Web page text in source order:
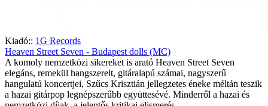
Kiadó:: 1G Records
Heaven Street Seven - Budapest dolls (MC)
A komoly nemzetközi sikereket is arató Heaven Street Seven
elegáns, remekül hangszerelt, gitáralapú számai, nagyszerű
hangulatú koncertjei, Szűcs Krisztián jellegzetes éneke méltán teszik
a hazai gitárpop legnépszerűbb együttesévé. Minderről a hazai és